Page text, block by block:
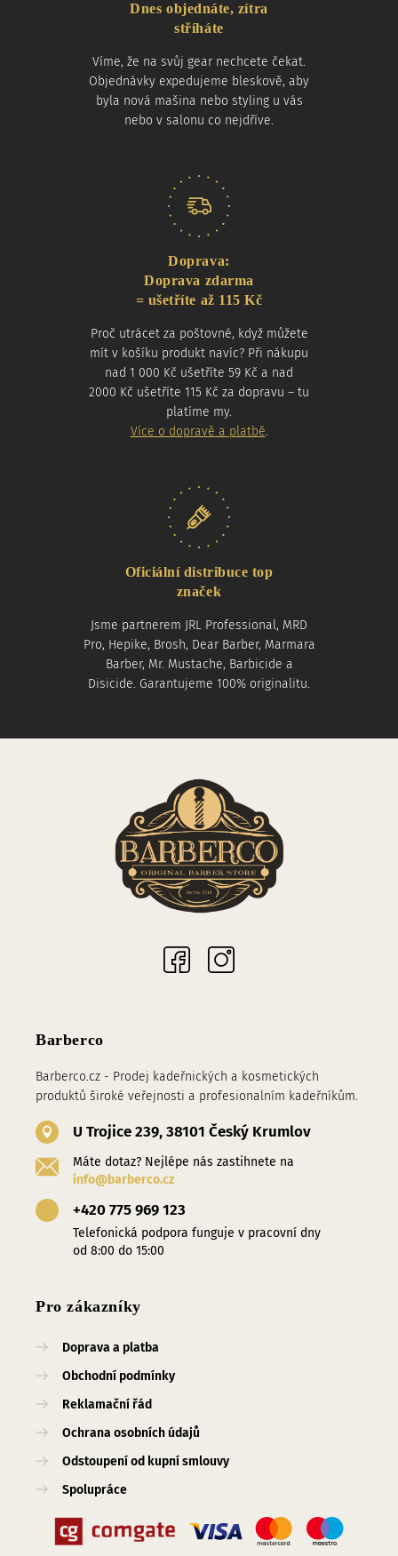
Dnes objednáte, zítra
stříháte
Víme, že na svůj gear nechcete čekat.
Objednávky expedujeme bleskově, aby
byla nová mašina nebo styling u vás
nebo v salonu co nejdříve.
Doprava:
Doprava zdarma
= ušetříte až 115 Kč
Proč utrácet za poštovné, když můžete
mít v košíku produkt navíc? Při nákupu
nad 1 000 Kč ušetříte 59 Kč a nad
2000 Kč ušetříte 115 Kč za dopravu – tu
platíme my.
Více o dopravě a platbě.
Oficiální distribuce top
značek
Jsme partnerem JRL Professional, MRD
Pro, Hepike, Brosh, Dear Barber, Marmara
Barber, Mr. Mustache, Barbicide a
Disicide. Garantujeme 100% originalitu.
Barberco
Barberco.cz - Prodej kadeřnických a kosmetických
produktů široké veřejnosti a profesionalním kadeřníkům.
U Trojice 239, 38101 Český Krumlov
Máte dotaz? Nejlépe nás zastihnete na
info@barberco.cz
+420 775 969 123
Telefonická podpora funguje v pracovní dny
od 8:00 do 15:00
Pro zákazníky
Doprava a platba
Obchodní podmínky
Reklamační řád
Ochrana osobních údajů
Odstoupení od kupní smlouvy
Spolupráce